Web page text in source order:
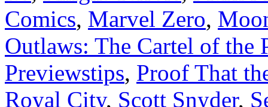
Comics, Marvel Zero,
Outlaws: The Cartel of the
Previewstips, Proof That
Royal City, Scott Snyder,